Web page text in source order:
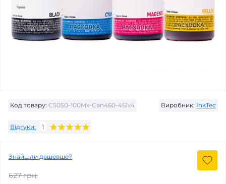
Код товару: C5050-100Mx-Can460-461x4 Виробник: InkTec
Відгуки: 1
Знайшли дешевше?
627 грн.